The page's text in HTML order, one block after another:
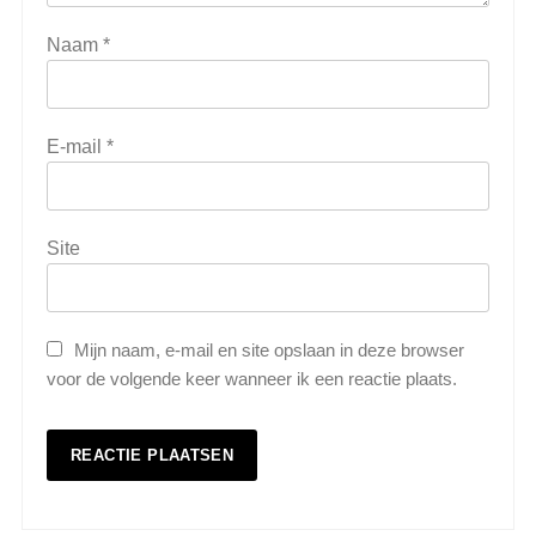
Naam *
E-mail *
Site
Mijn naam, e-mail en site opslaan in deze browser
voor de volgende keer wanneer ik een reactie plaats.